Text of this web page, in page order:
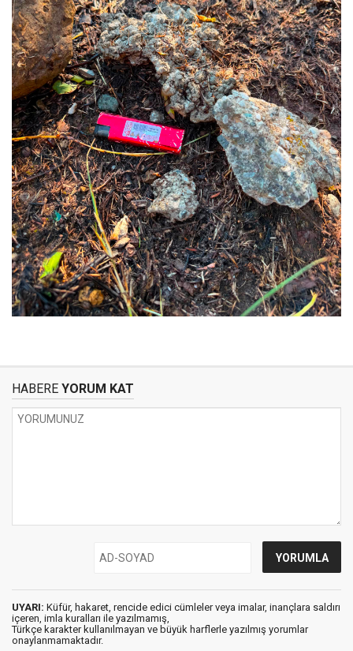
HABERE YORUM KAT
UYARI: Küfür, hakaret, rencide edici cümleler veya imalar, inançlara saldırı
içeren, imla kuralları ile yazılmamış,
Türkçe karakter kullanılmayan ve büyük harflerle yazılmış yorumlar
onaylanmamaktadır.